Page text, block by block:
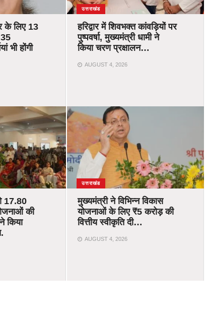
के लिए 13
भी होंगी
17.80
की
किया
उत्तराखंड
हरिद्वार में शिवभक्त कांवड़ियों पर
पुष्पवर्षा, मुख्यमंत्री धामी ने
किया चरण प्रक्षालन…
AUGUST 4, 2026
उत्तराखंड
मुख्यमंत्री ने विभिन्न विकास
योजनाओं के लिए ₹5 करोड़ की
वित्तीय स्वीकृति दी…
AUGUST 4, 2026